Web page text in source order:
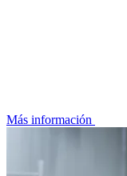
Más información